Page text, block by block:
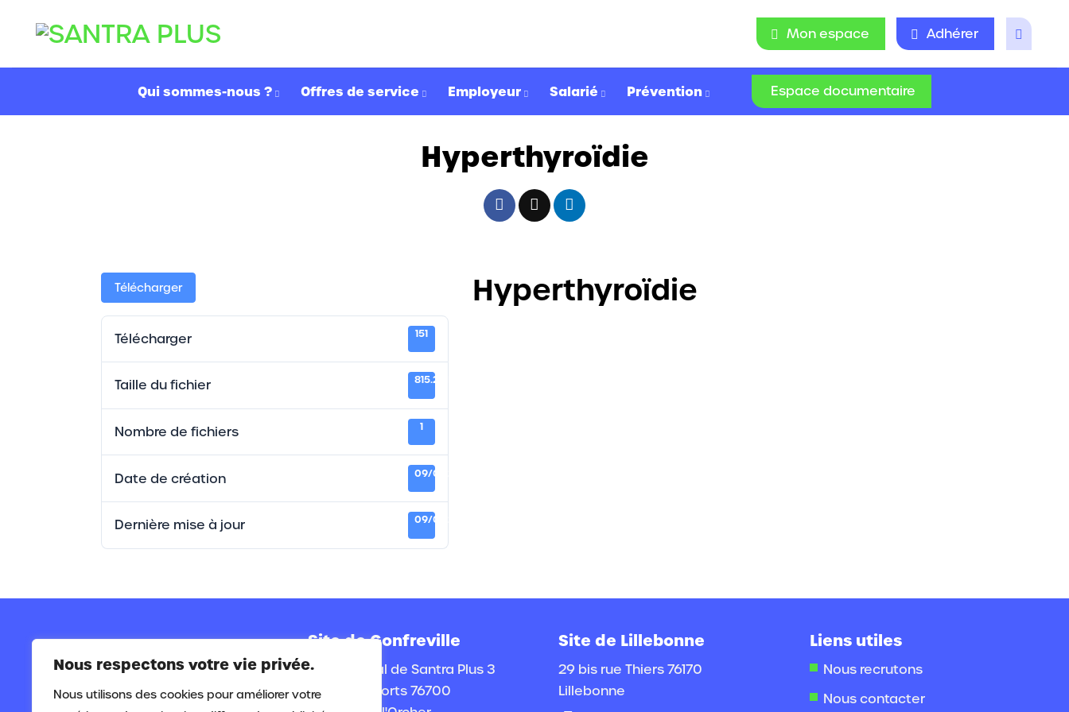
Nous respectons votre vie privée.
Nous utilisons des cookies pour améliorer votre
Mon espace Adhérer
Qui sommes-nous ? Offres de service Employeur Salarié Prévention Espace documentaire
Hyperthyroïdie
Télécharger
Télécharger 151
Taille du fichier 815.24 KB
Nombre de fichiers 1
Date de création 09/01/2026
Dernière mise à jour 09/01/2026
Hyperthyroïdie
Site de Gonfreville
Siège social de Santra Plus 3
Rue des Sports 76700
Site de Lillebonne
29 bis rue Thiers 76170
Lillebonne
Liens utiles
Nous recrutons
Nous contacter